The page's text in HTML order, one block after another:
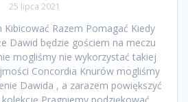
25 lipca 2021
Kibicować Razem Pomagać Kiedy
Dawid będzie gościem na meczu
mogliśmy nie wykorzystać takiej
Concordia Knurów mogliśmy
Dawida , a zarazem powiększyć
Pragniemy podziękować